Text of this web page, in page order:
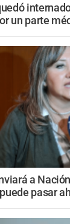
un parte
a
pasar